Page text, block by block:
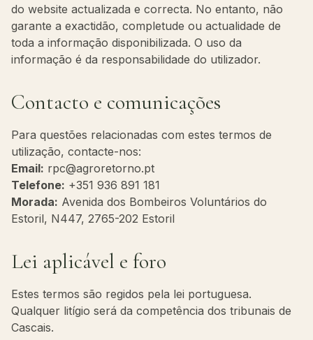
do website actualizada e correcta. No entanto, não
garante a exactidão, completude ou actualidade de
toda a informação disponibilizada. O uso da
informação é da responsabilidade do utilizador.
Contacto e comunicações
Para questões relacionadas com estes termos de
utilização, contacte-nos:
Email: rpc@agroretorno.pt
Telefone: +351 936 891 181
Morada: Avenida dos Bombeiros Voluntários do
Estoril, N447, 2765-202 Estoril
Lei aplicável e foro
Estes termos são regidos pela lei portuguesa.
Qualquer litígio será da competência dos tribunais de
Cascais.